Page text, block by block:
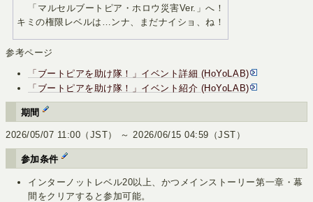
「マルセルブートピア・ホロウ災害Ver.」へ！
キミの権限レベルは…ンナ、まだナイショ、ね！
参考ページ
「ブートピアを助け隊！」イベント詳細 (HoYoLAB)
「ブートピアを助け隊！」イベント紹介 (HoYoLAB)
期間
2026/05/07 11:00（JST） ～ 2026/06/15 04:59（JST）
参加条件
インターノットレベル20以上、かつメインストーリー第一章・幕
間をクリアすると参加可能。